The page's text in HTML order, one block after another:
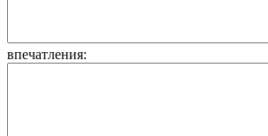
впечатления: